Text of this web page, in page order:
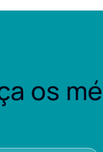
os